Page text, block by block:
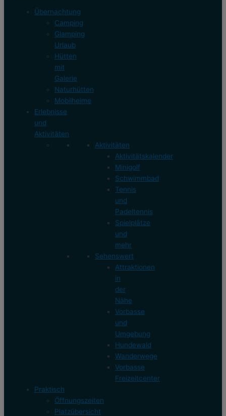
Übernachtung
Camping
Glamping
Urlaub
Hütten
mit
Galerie
Naturhütten
Mobilheime
Erlebnisse
und
Aktivitäten
Aktivitäten
Aktivitätskalender
Minigolf
Schwimmbad
Tennis
und
Padeltennis
Spielplätze
und
mehr
Sehenswert
Attraktionen
in
der
Nähe
Vorbasse
und
Umgebung
Hundewald
Wanderwege
Vorbasse
Freizeitcenter
Praktisch
Öffnungszeiten
Platzübersicht